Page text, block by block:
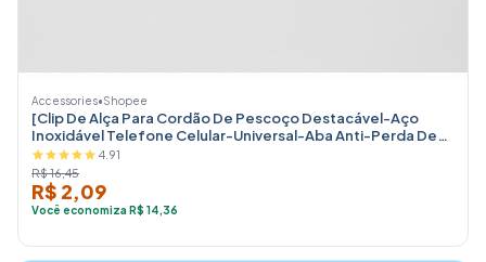
Accessories•Shopee
[Clip De Alça Para Cordão De Pescoço Destacável-Aço
Inoxidável Telefone Celular-Universal-Aba Anti-Perda De
Cabo-Acessório Pendurar Peças
4.91
R$ 16,45
R$ 2,09
Você economiza R$ 14,36